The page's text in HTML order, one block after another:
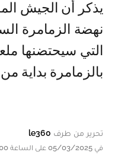
يذكر أن الجيش
نهضة الزمامرة
التي سيحتضنها
بالزمامرة بداية
تحرير من طرف le360
في 05/03/2025 على الساعة 15:00